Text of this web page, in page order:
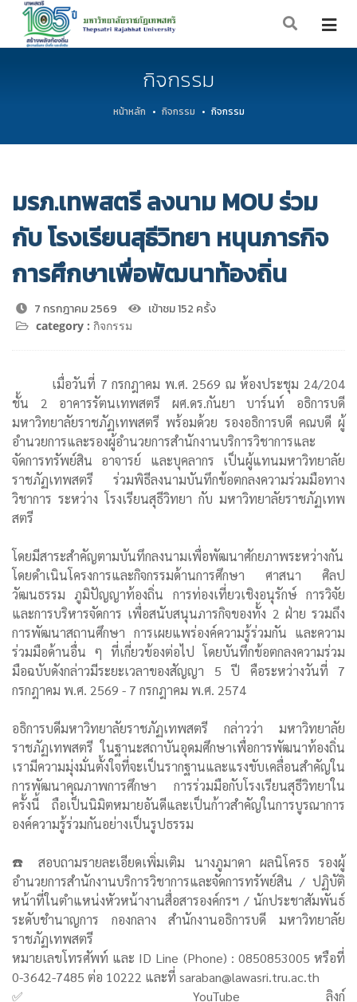
กิจกรรม
หน้าหลัก กิจกรรม กิจกรรม
มรภ.เทพสตรี ลงนาม MOU ร่วม
กับ โรงเรียนสุธีวิทยา หนุนภารกิจ
การศึกษาเพื่อพัฒนาท้องถิ่น
7 กรกฎาคม 2569 เข้าชม 152 ครั้ง
category : กิจกรรม
เมื่อวันที่ 7 กรกฎาคม พ.ศ. 2569 ณ ห้องประชุม 24/204
ชั้น 2 อาคารรัตนเทพสตรี ผศ.ดร.กันยา บาร์นท์ อธิการบดี
มหาวิทยาลัยราชภัฏเทพสตรี พร้อมด้วย รองอธิการบดี คณบดี ผู้
อำนวยการและรองผู้อำนวยการสำนักงานบริการวิชาการและ
จัดการทรัพย์สิน อาจารย์ และบุคลากร เป็นผู้แทนมหาวิทยาลัย
ราชภัฏเทพสตรี ร่วมพิธีลงนามบันทึกข้อตกลงความร่วมมือทาง
วิชาการ ระหว่าง โรงเรียนสุธีวิทยา กับ มหาวิทยาลัยราชภัฏเทพ
สตรี
โดยมีสาระสำคัญตามบันทึกลงนามเพื่อพัฒนาศักยภาพระหว่างกัน
โดยดำเนินโครงการและกิจกรรมด้านการศึกษา ศาสนา ศิลป
วัฒนธรรม ภูมิปัญญาท้องถิ่น การท่องเที่ยวเชิงอนุรักษ์ การวิจัย
และการบริหารจัดการ เพื่อสนับสนุนภารกิจของทั้ง 2 ฝ่าย รวมถึง
การพัฒนาสถานศึกษา การเผยแพร่องค์ความรู้ร่วมกัน และความ
ร่วมมือด้านอื่น ๆ ที่เกี่ยวข้องต่อไป โดยบันทึกข้อตกลงความร่วม
มือฉบับดังกล่าวมีระยะเวลาของสัญญา 5 ปี คือระหว่างวันที่ 7
กรกฎาคม พ.ศ. 2569 - 7 กรกฎาคม พ.ศ. 2574
อธิการบดีมหาวิทยาลัยราชภัฏเทพสตรี กล่าวว่า มหาวิทยาลัย
ราชภัฏเทพสตรี ในฐานะสถาบันอุดมศึกษาเพื่อการพัฒนาท้องถิ่น
เรามีความมุ่งมั่นตั้งใจที่จะเป็นรากฐานและแรงขับเคลื่อนสำคัญใน
การพัฒนาคุณภาพการศึกษา การร่วมมือกับโรงเรียนสุธีวิทยาใน
ครั้งนี้ ถือเป็นนิมิตหมายอันดีและเป็นก้าวสำคัญในการบูรณาการ
องค์ความรู้ร่วมกันอย่างเป็นรูปธรรม
☎️ สอบถามรายละเอียดเพิ่มเติม นางภูมาดา ผลนิโครธ รองผู้
อำนวยการสำนักงานบริการวิชาการและจัดการทรัพย์สิน / ปฏิบัติ
หน้าที่ในตำแหน่งหัวหน้างานสื่อสารองค์กรฯ / นักประชาสัมพันธ์
ระดับชำนาญการ กองกลาง สำนักงานอธิการบดี มหาวิทยาลัย
ราชภัฏเทพสตรี
หมายเลขโทรศัพท์ และ ID Line (Phone) : 0850853005 หรือที่
0-3642-7485 ต่อ 10222 และที่ saraban@lawasri.tru.ac.th
✅ YouTube ลิงก์